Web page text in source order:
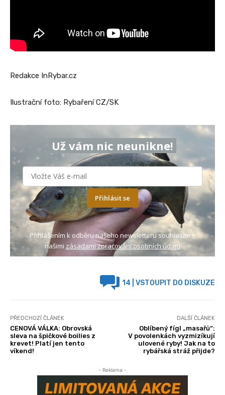
Redakce InRybar.cz
Ilustrační foto: Rybaření CZ/SK
Už vám nic neunikne!
Přihlásit se
Přihlášením k odběru našeho newsletteru souhlasíte s
našimi zásadami zpracování osobních údajů
14 | VSTOUPIT DO DISKUZE
PŘEDCHOZÍ ČLÁNEK
CENOVÁ VÁLKA: Obrovská
sleva na špičkové boilies z
krevet! Platí jen tento
víkend!
DALŠÍ ČLÁNEK
Oblíbený fígl „masařů“:
V povolenkách vyzmizíkují
ulovené ryby! Jak na to
rybářská stráž přijde?
- Reklama -